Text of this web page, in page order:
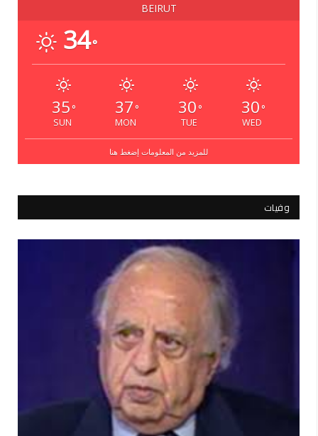
BEIRUT
34°
35 °
SUN
37 °
MON
30 °
TUE
30 °
WED
للمزيد من المعلومات إضغط هنا
وفيات